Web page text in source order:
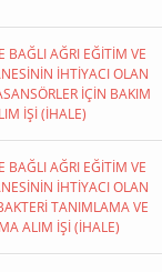
AĞRI EĞİTİM VE
İHTİYACI OLAN
İÇİN BAKIM
İŞİ (İHALE)
AĞRI EĞİTİM VE
İHTİYACI OLAN
TANIMLAMA VE
ALIM İŞİ (İHALE)